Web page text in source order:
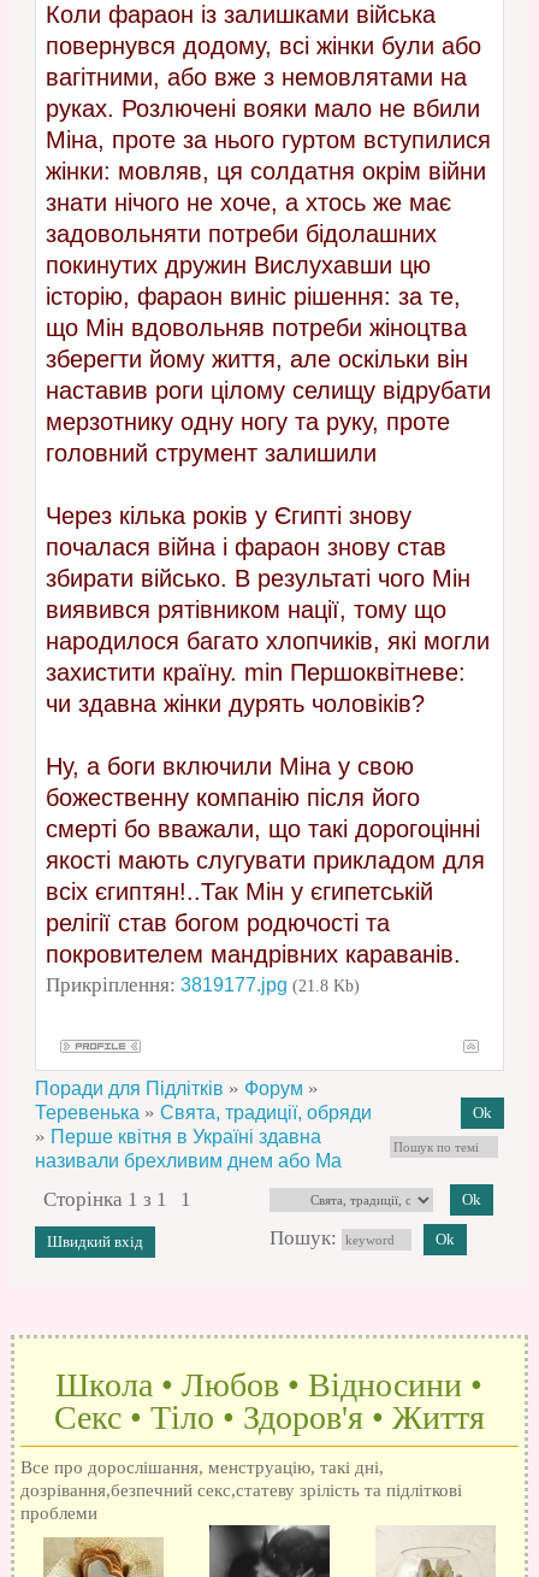
Коли фараон із залишками війська
повернувся додому, всі жінки були або
вагітними, або вже з немовлятами на
руках. Розлючені вояки мало не вбили
Міна, проте за нього гуртом вступилися
жінки: мовляв, ця солдатня окрім війни
знати нічого не хоче, а хтось же має
задовольняти потреби бідолашних
покинутих дружин Вислухавши цю
історію, фараон виніс рішення: за те,
що Мін вдовольняв потреби жіноцтва
зберегти йому життя, але оскільки він
наставив роги цілому селищу відрубати
мерзотнику одну ногу та руку, проте
головний струмент залишили
Через кілька років у Єгипті знову
почалася війна і фараон знову став
збирати військо. В результаті чого Мін
виявився рятівником нації, тому що
народилося багато хлопчиків, які могли
захистити країну. min Першоквітневе:
чи здавна жінки дурять чоловіків?
Ну, а боги включили Міна у свою
божественну компанію після його
смерті бо вважали, що такі дорогоцінні
якості мають слугувати прикладом для
всіх єгиптян!..Так Мін у єгипетській
релігії став богом родючості та
покровителем мандрівних караванів.
Прикріплення: 3819177.jpg (21.8 Kb)
Поради для Підлітків » Форум »
Теревенька » Свята, традиції, обряди
» Перше квітня в Україні здавна
називали брехливим днем або Ма
Сторінка 1 з 1
1
Пошук:
Школа • Любов • Відносини •
Секс • Тіло • Здоров'я • Життя
Все про дорослішання, менструацію, такі дні,
дозрівання,безпечний секс,статеву зрілість та підліткові
проблеми